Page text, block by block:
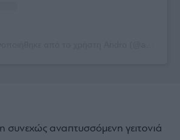
συνεχώς αναπτυσσόμενη γειτονιά